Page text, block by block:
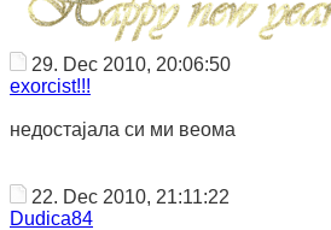
29. Dec 2010, 20:06:50
exorcist!!!
недостајала си ми веома
22. Dec 2010, 21:11:22
Dudica84